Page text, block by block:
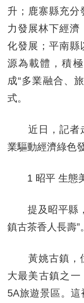
升；鹿寨縣充分
力發展林下經濟
化發展；平南縣
源為載體，積
成“多業融合、
式。
近日，記者走
業驅動經濟綠色
1 昭平 生態
提及昭平縣，
鎮古茶香人長壽”。
黃姚古鎮，位
大最美古鎮之一
5A旅遊景區。